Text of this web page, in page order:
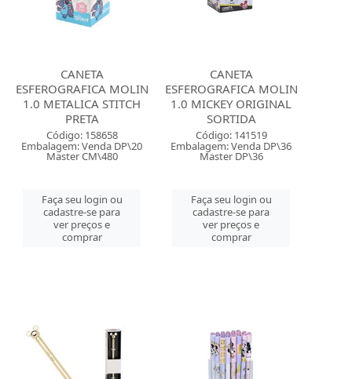
CANETA
ESFEROGRAFICA MOLIN
1.0 METALICA STITCH
PRETA
Código: 158658
Embalagem: Venda DP\20
Master CM\480
Faça seu login ou
cadastre-se para
ver preços e
comprar
CANETA
ESFEROGRAFICA MOLIN
1.0 MICKEY ORIGINAL
SORTIDA
Código: 141519
Embalagem: Venda DP\36
Master DP\36
Faça seu login ou
cadastre-se para
ver preços e
comprar